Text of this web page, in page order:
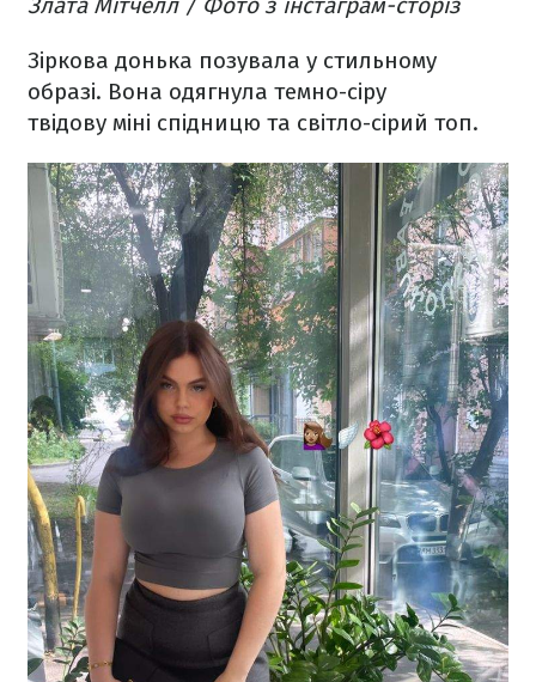
Зіркова донька позувала у стильному
образі. Вона одягнула темно-сіру
твідову міні спідницю та світло-сірий топ.